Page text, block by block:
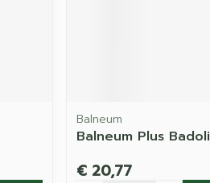
Balneum
Balneum Plus
€ 20,77